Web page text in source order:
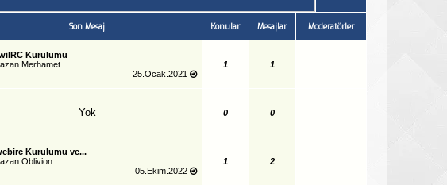
Son Mesaj Konular Mesajlar Moderatörler
Kurulumu
Merhamet
25.Ocak.2021
1 1
Yok 0 0
Kurulumu ve...
Oblivion
05.Ekim.2022
1 2